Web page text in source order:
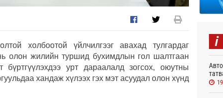
холбоотой үйлчилгээг авахад тулгардаг
олон жилийн туршид бухимдлын гол шалтгаан
бүртгүүлэхдээ урт дараалалд зогсох, оюутны
хандаж хүлээх гэх мэт асуудал олон хүнд
i